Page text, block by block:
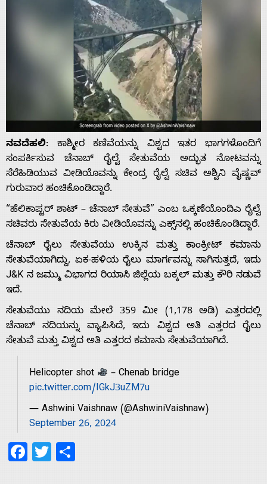
Home
About
Us
Advertise
With
ನವದೆಹಲಿ: ಕಾಶ್ಮೀರ ಕಣಿವೆಯನ್ನು ವಿಶ್ವದ ಇತರ ಭಾಗಗಳೊಂದಿಗೆ
ಸಂಪರ್ಕಿಸುವ ಚೆನಾಬ್ ರೈಲ್ವೆ ಸೇತುವೆಯ ಅದ್ಭುತ ನೋಟವನ್ನು
ಸೆರೆಹಿಡಿಯುವ ವೀಡಿಯೊವನ್ನು ಕೇಂದ್ರ ರೈಲ್ವೆ ಸಚಿವ ಅಶ್ವಿನಿ ವೈಷ್ಣವ್
ಗುರುವಾರ ಹಂಚಿಕೊಂಡಿದ್ದಾರೆ.
“ಹೆಲಿಕಾಪ್ಟರ್ ಶಾಟ್ – ಚೆನಾಬ್ ಸೇತುವೆ” ಎಂಬ ಒಕ್ಕಣೆಯೊಂದಿಎ ರೈಲ್ವೆ
ಸಚಿವರು ಸೇತುವೆಯ ಕಿರು ವೀಡಿಯೊವನ್ನು ಎಕ್ಸ್‌ನಲ್ಲಿ ಹಂಚಿಕೊಂಡಿದ್ದಾರೆ.
ಚೆನಾಬ್ ರೈಲು ಸೇತುವೆಯು ಉಕ್ಕಿನ ಮತ್ತು ಕಾಂಕ್ರೀಟ್ ಕಮಾನು
ಸೇತುವೆಯಾಗಿದ್ದು, ಏಕ-ಹಳಿಯ ರೈಲು ಮಾರ್ಗವನ್ನು ಸಾಗಿಸುತ್ತದೆ, ಇದು
J&K ನ ಜಮ್ಮು ವಿಭಾಗದ ರಿಯಾಸಿ ಜಿಲ್ಲೆಯ ಬಕ್ಕಲ್ ಮತ್ತು ಕೌರಿ ನಡುವೆ
ಇದೆ.
ಸೇತುವೆಯು ನದಿಯ ಮೇಲೆ 359 ಮೀ (1,178 ಅಡಿ) ಎತ್ತರದಲ್ಲಿ
ಚೆನಾಬ್ ನದಿಯನ್ನು ವ್ಯಾಪಿಸಿದೆ, ಇದು ವಿಶ್ವದ ಅತಿ ಎತ್ತರದ ರೈಲು
ಸೇತುವೆ ಮತ್ತು ವಿಶ್ವದ ಅತಿ ಎತ್ತರದ ಕಮಾನು ಸೇತುವೆಯಾಗಿದೆ.
Helicopter shot
– Chenab bridge
pic.twitter.com/IGkJ3uZM7u
— Ashwini Vaishnaw (@AshwiniVaishnaw)
September 26, 2024
Facebook
Twitter